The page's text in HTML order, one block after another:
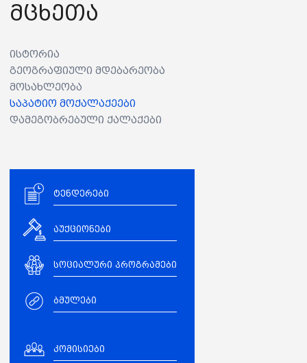
მცხეთა
ისტორია
გეოგრაფიული მდებარეობა
მოსახლეობა
საპატიო მოქალაქეები
დამეგობრებული ქალაქები
ტენდერები
აუქციონები
სოციალური პროგრამები
ბმულები
კომისიები